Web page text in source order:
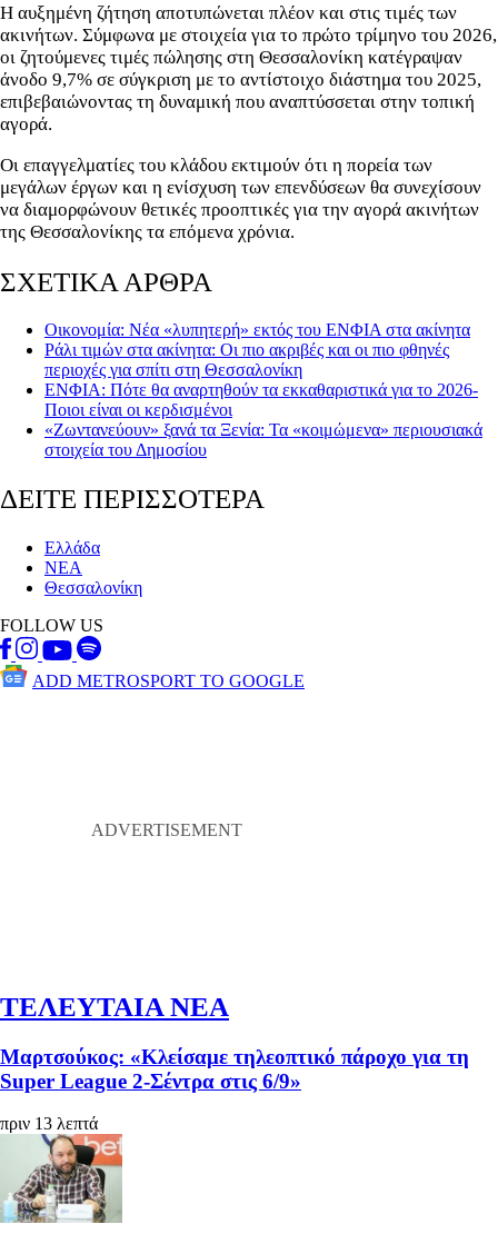
Η αυξημένη ζήτηση αποτυπώνεται πλέον και στις τιμές των
ακινήτων. Σύμφωνα με στοιχεία για το πρώτο τρίμηνο του 2026,
οι ζητούμενες τιμές πώλησης στη Θεσσαλονίκη κατέγραψαν
άνοδο 9,7% σε σύγκριση με το αντίστοιχο διάστημα του 2025,
επιβεβαιώνοντας τη δυναμική που αναπτύσσεται στην τοπική
αγορά.
Οι επαγγελματίες του κλάδου εκτιμούν ότι η πορεία των
μεγάλων έργων και η ενίσχυση των επενδύσεων θα συνεχίσουν
να διαμορφώνουν θετικές προοπτικές για την αγορά ακινήτων
της Θεσσαλονίκης τα επόμενα χρόνια.
ΣΧΕΤΙΚΑ ΑΡΘΡΑ
Οικονομία: Νέα «λυπητερή» εκτός του ΕΝΦΙΑ στα ακίνητα
Ράλι τιμών στα ακίνητα: Οι πιο ακριβές και οι πιο φθηνές
περιοχές για σπίτι στη Θεσσαλονίκη
ΕΝΦΙΑ: Πότε θα αναρτηθούν τα εκκαθαριστικά για το 2026-
Ποιοι είναι οι κερδισμένοι
«Ζωντανεύουν» ξανά τα Ξενία: Τα «κοιμώμενα» περιουσιακά
στοιχεία του Δημοσίου
ΔΕΙΤΕ ΠΕΡΙΣΣΟΤΕΡΑ
Ελλάδα
ΝΕΑ
Θεσσαλονίκη
FOLLOW US
ADD METROSPORT TO GOOGLE
ΤΕΛΕΥΤΑΙΑ ΝΕΑ
Μαρτσούκος: «Κλείσαμε τηλεοπτικό πάροχο για τη
Super League 2-Σέντρα στις 6/9»
πριν 13 λεπτά